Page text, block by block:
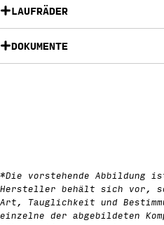
LAUFRÄDER
DOKUMENTE
*Die vorstehende Abbildung
Hersteller behält sich vor,
Art, Tauglichkeit und
einzelne der abgebildeten